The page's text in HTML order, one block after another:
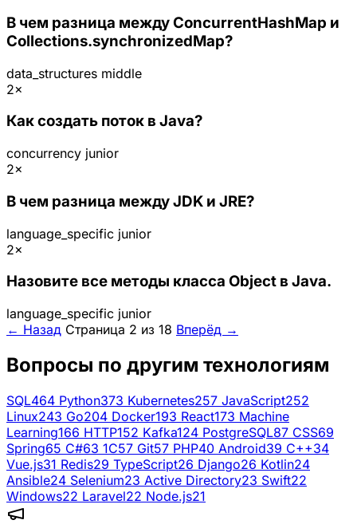
В чем разница между ConcurrentHashMap и
Collections.synchronizedMap?
data_structures middle
2×
Как создать поток в Java?
concurrency junior
2×
В чем разница между JDK и JRE?
language_specific junior
2×
Назовите все методы класса Object в Java.
language_specific junior
← Назад Страница 2 из 18 Вперёд →
Вопросы по другим технологиям
SQL464 Python373 Kubernetes257 JavaScript252
Linux243 Go204 Docker193 React173 Machine
Learning166 HTTP152 Kafka124 PostgreSQL87 CSS69
Spring65 C#63 1C57 Git57 PHP40 Android39 C++34
Vue.js31 Redis29 TypeScript26 Django26 Kotlin24
Ansible24 Selenium23 Active Directory23 Swift22
Windows22 Laravel22 Node.js21